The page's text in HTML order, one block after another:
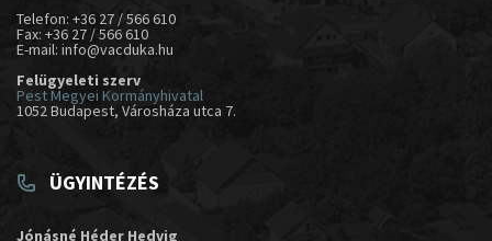
Telefon: +36 27 / 566 610
Fax: +36 27 / 566 610
E-mail: info@vacduka.hu
Felügyeleti szerv
Pest Megyei Kormányhivatal
1052 Budapest, Városháza utca 7.
ÜGYINTÉZÉS
Jónásné Héder Hedvig